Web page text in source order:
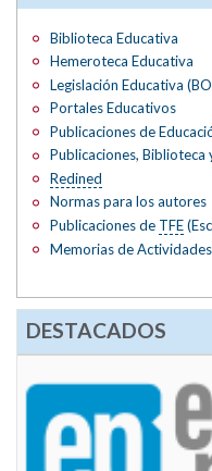
Biblioteca Educativa
Hemeroteca Educativa
Legislación Educativa
Portales Educativos
Publicaciones de
Publicaciones, Biblioteca
Redined
Normas para los autores
Publicaciones de TFE
Memorias de Actividades
DESTACADOS